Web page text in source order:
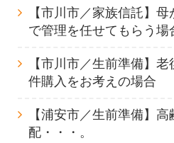
【市川市／家族信託】
で管理を任せてもらう場
【市川市／生前準備】
件購入をお考えの場合
【浦安市／生前準備】
配・・・。